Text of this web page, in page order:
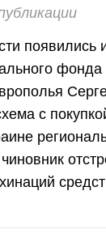
появились
фонда
с